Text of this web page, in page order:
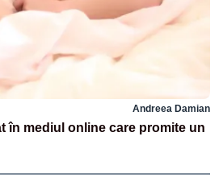
Andreea Damian
în mediul online care promite un